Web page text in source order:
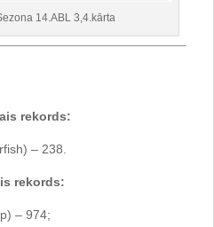
14.ABL 3,4.kārta
rekords:
– 238.
rekords:
– 974;